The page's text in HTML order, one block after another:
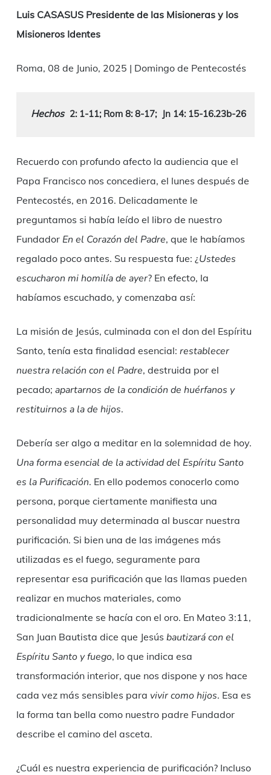
Luis CASASUS Presidente de las Misioneras y los
Misioneros Identes
Roma, 08 de Junio, 2025 | Domingo de Pentecostés
Hechos 2: 1-11; Rom 8: 8-17; Jn 14: 15-16.23b-26
Recuerdo con profundo afecto la audiencia que el
Papa Francisco nos concediera, el lunes después de
Pentecostés, en 2016. Delicadamente le
preguntamos si había leído el libro de nuestro
Fundador En el Corazón del Padre, que le habíamos
regalado poco antes. Su respuesta fue: ¿Ustedes
escucharon mi homilía de ayer? En efecto, la
habíamos escuchado, y comenzaba así:
La misión de Jesús, culminada con el don del Espíritu
Santo, tenía esta finalidad esencial: restablecer
nuestra relación con el Padre, destruida por el
pecado; apartarnos de la condición de huérfanos y
restituirnos a la de hijos.
Debería ser algo a meditar en la solemnidad de hoy.
Una forma esencial de la actividad del Espíritu Santo
es la Purificación. En ello podemos conocerlo como
persona, porque ciertamente manifiesta una
personalidad muy determinada al buscar nuestra
purificación. Si bien una de las imágenes más
utilizadas es el fuego, seguramente para
representar esa purificación que las llamas pueden
realizar en muchos materiales, como
tradicionalmente se hacía con el oro. En Mateo 3:11,
San Juan Bautista dice que Jesús bautizará con el
Espíritu Santo y fuego, lo que indica esa
transformación interior, que nos dispone y nos hace
cada vez más sensibles para vivir como hijos. Esa es
la forma tan bella como nuestro padre Fundador
describe el camino del asceta.
¿Cuál es nuestra experiencia de purificación? Incluso